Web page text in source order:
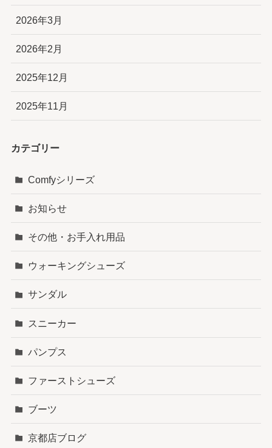
2026年3月
2026年2月
2025年12月
2025年11月
カテゴリー
Comfyシリーズ
お知らせ
その他・お手入れ用品
ウォーキングシューズ
サンダル
スニーカー
パンプス
ファーストシューズ
ブーツ
京都店ブログ